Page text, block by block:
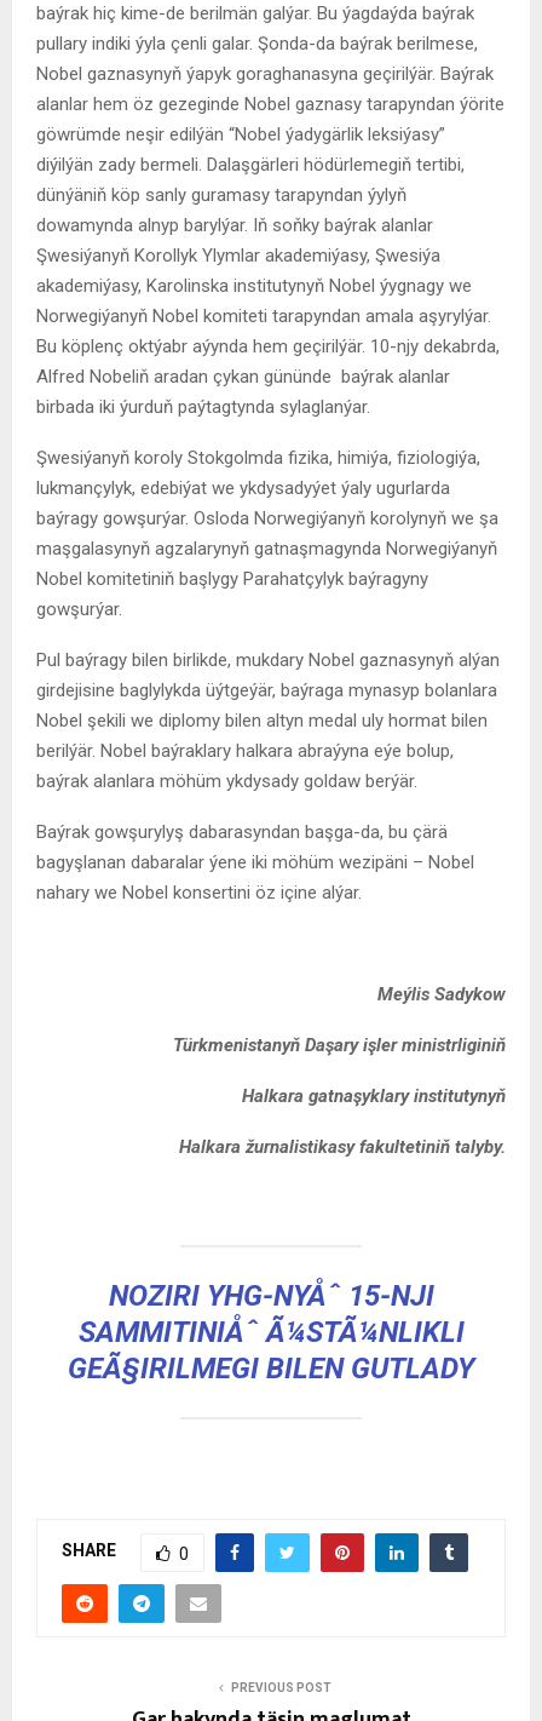
baýrak hiç kime-de berilmän galýar. Bu ýagdaýda baýrak
pullary indiki ýyla çenli galar. Şonda-da baýrak berilmese,
Nobel gaznasynyň ýapyk goraghanasyna geçirilýär. Baýrak
alanlar hem öz gezeginde Nobel gaznasy tarapyndan ýörite
göwrümde neşir edilýän “Nobel ýadygärlik leksiýasy”
diýilýän zady bermeli. Dalaşgärleri hödürlemegiň tertibi,
dünýäniň köp sanly guramasy tarapyndan ýylyň
dowamynda alnyp barylýar. Iň soňky baýrak alanlar
Şwesiýanyň Korollyk Ylymlar akademiýasy, Şwesiýa
akademiýasy, Karolinska institutynyň Nobel ýygnagy we
Norwegiýanyň Nobel komiteti tarapyndan amala aşyrylýar.
Bu köplenç oktýabr aýynda hem geçirilýär. 10-njy dekabrda,
Alfred Nobeliň aradan çykan gününde baýrak alanlar
birbada iki ýurduň paýtagtynda sylaglanýar.
Şwesiýanyň koroly Stokgolmda fizika, himiýa, fiziologiýa,
lukmançylyk, edebiýat we ykdysadyýet ýaly ugurlarda
baýragy gowşurýar. Osloda Norwegiýanyň korolynyň we şa
maşgalasynyň agzalarynyň gatnaşmagynda Norwegiýanyň
Nobel komitetiniň başlygy Parahatçylyk baýragyny
gowşurýar.
Pul baýragy bilen birlikde, mukdary Nobel gaznasynyň alýan
girdejisine baglylykda üýtgeýär, baýraga mynasyp bolanlara
Nobel şekili we diplomy bilen altyn medal uly hormat bilen
berilýär. Nobel baýraklary halkara abraýyna eýe bolup,
baýrak alanlara möhüm ykdysady goldaw berýär.
Baýrak gowşurylyş dabarasyndan başga-da, bu çärä
bagyşlanan dabaralar ýene iki möhüm wezipäni – Nobel
nahary we Nobel konsertini öz içine alýar.
Meýlis Sadykow
Türkmenistanyň Daşary işler ministrliginiň
Halkara gatnaşyklary institutynyň
Halkara žurnalistikasy fakultetiniň talyby.
NOZIRI YHG-NYÅˆ 15-NJI
SAMMITINIÅˆ Ã¼STÃ¼NLIKLI
GEÃ§IRILMEGI BILEN GUTLADY
SHARE 0
PREVIOUS POST